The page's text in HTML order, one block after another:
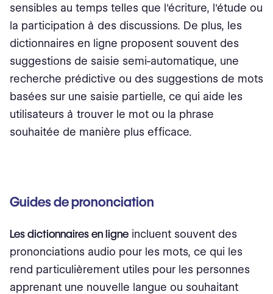
sensibles au temps telles que l'écriture, l'étude ou
la participation à des discussions. De plus, les
dictionnaires en ligne proposent souvent des
suggestions de saisie semi-automatique, une
recherche prédictive ou des suggestions de mots
basées sur une saisie partielle, ce qui aide les
utilisateurs à trouver le mot ou la phrase
souhaitée de manière plus efficace.
Guides de prononciation
Les dictionnaires en ligne incluent souvent des
prononciations audio pour les mots, ce qui les
rend particulièrement utiles pour les personnes
apprenant une nouvelle langue ou souhaitant